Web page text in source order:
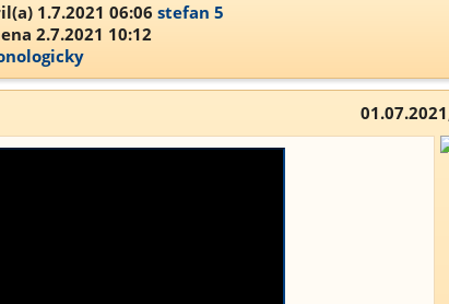
1.7.2021 06:06 stefan 5
2.7.2021 10:12